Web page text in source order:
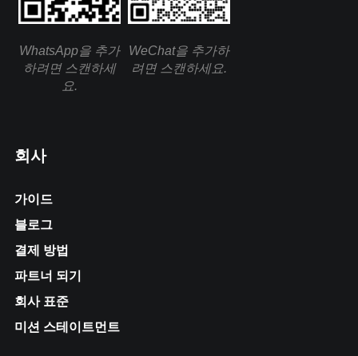
WhatsApp을 추가
하려면 스캔하세
요.
WeChat을 추가하
려면 스캔하세요.
회사
가이드
블로그
결제 방법
파트너 되기
회사 표준
미션 스테이트먼트